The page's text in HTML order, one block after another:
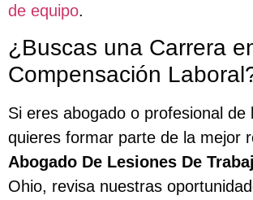
de equipo.
¿Buscas una Carrera
Compensación
Si eres abogado o profesional de
quieres formar parte de la mejor
Abogado De Lesiones De
Ohio, revisa nuestras